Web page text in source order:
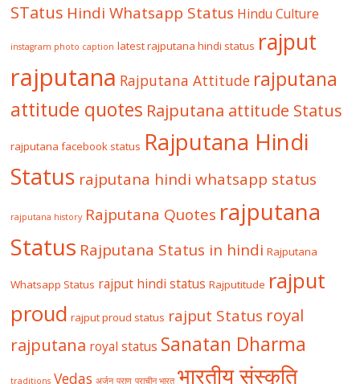
STatus Hindi Whatsapp Status Hindu Culture
instagram photo caption latest rajputana hindi status rajput
rajputana Rajputana Attitude rajputana
attitude quotes Rajputana attitude Status
rajputana facebook status Rajputana Hindi
Status rajputana hindi whatsapp status
rajputana history Rajputana Quotes rajputana
Status Rajputana Status in hindi Rajputana
Whatsapp Status rajput hindi status Rajputitude rajput
proud rajput proud status rajput Status royal
rajputana royal status Sanatan Dharma
traditions Vedas अर्जुन पुराण प्राचीन भारत भारतीय संस्कृति